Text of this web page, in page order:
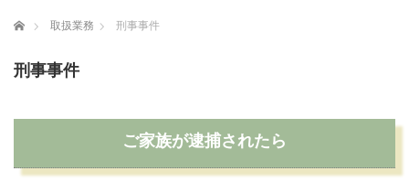
ホーム 取扱業務 刑事事件
刑事事件
ご家族が逮捕されたら